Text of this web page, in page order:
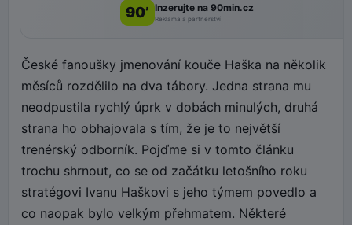
90’ Inzerujte na 90min.cz
Reklama a partnerství
České fanoušky jmenování kouče Haška na několik
měsíců rozdělilo na dva tábory. Jedna strana mu
neodpustila rychlý úprk v dobách minulých, druhá
strana ho obhajovala s tím, že je to největší
trenérský odborník. Pojďme si v tomto článku
trochu shrnout, co se od začátku letošního roku
stratégovi Ivanu Haškovi s jeho týmem povedlo a
co naopak bylo velkým přehmatem. Některé